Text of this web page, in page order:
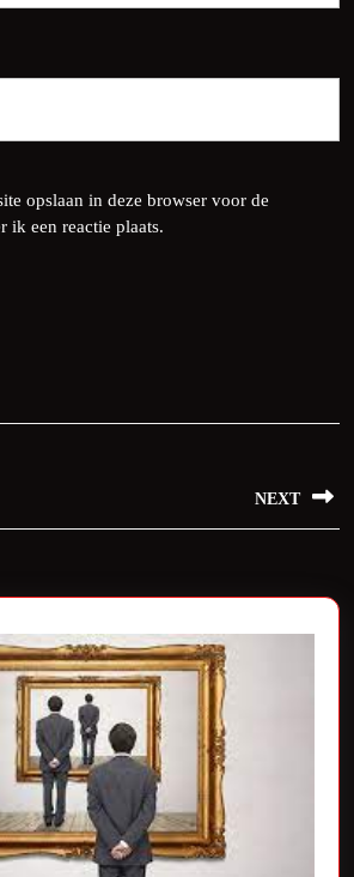
opslaan in deze browser voor de
ik een reactie plaats.
NEXT